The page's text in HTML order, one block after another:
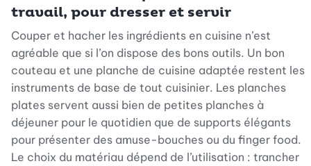
travail, pour dresser et servir
Couper et hacher les ingrédients en cuisine n’est
agréable que si l’on dispose des bons outils. Un bon
couteau et une planche de cuisine adaptée restent les
instruments de base de tout cuisinier. Les planches
plates servent aussi bien de petites planches à
déjeuner pour le quotidien que de supports élégants
pour présenter des amuse-bouches ou du finger food.
Le choix du matériau dépend de l’utilisation : trancher